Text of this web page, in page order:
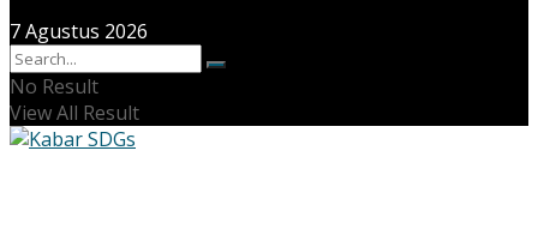
7 Agustus 2026
No Result
View All Result